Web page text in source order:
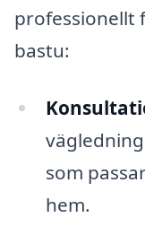
professionellt
bastu:
som
hem.